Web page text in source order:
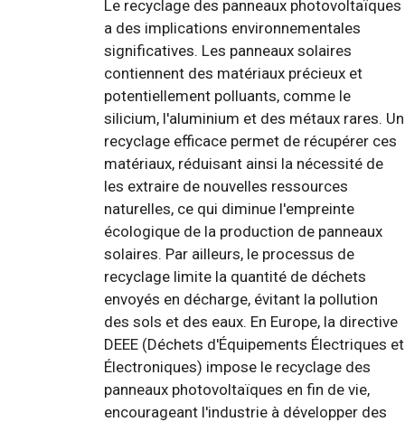
Le recyclage des panneaux photovoltaïques
a des implications environnementales
significatives. Les panneaux solaires
contiennent des matériaux précieux et
potentiellement polluants, comme le
silicium, l'aluminium et des métaux rares. Un
recyclage efficace permet de récupérer ces
matériaux, réduisant ainsi la nécessité de
les extraire de nouvelles ressources
naturelles, ce qui diminue l'empreinte
écologique de la production de panneaux
solaires. Par ailleurs, le processus de
recyclage limite la quantité de déchets
envoyés en décharge, évitant la pollution
des sols et des eaux. En Europe, la directive
DEEE (Déchets d'Équipements Électriques et
Électroniques) impose le recyclage des
panneaux photovoltaïques en fin de vie,
encourageant l'industrie à développer des